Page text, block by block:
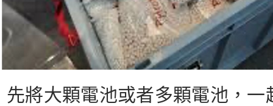
先將大顆電池或者多顆電池，一